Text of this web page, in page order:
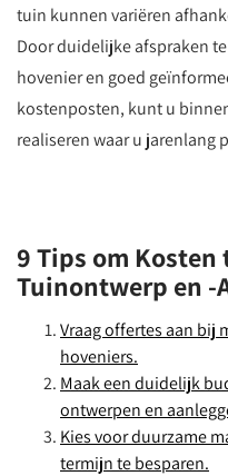
tuin kunnen variëren
Door duidelijke afspraken
hovenier en goed
kostenposten, kunt u
realiseren waar u jarenlang
9 Tips om
Tuinontwerp en -
Vraag offertes aan bij
hoveniers.
Maak een duidelijk
ontwerpen en
Kies voor duurzame
termijn te besparen.